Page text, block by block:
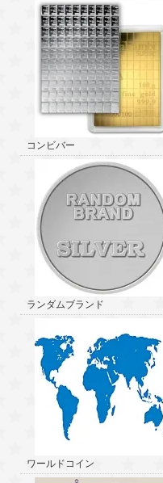
コンビバー
ランダムブランド
ワールドコイン